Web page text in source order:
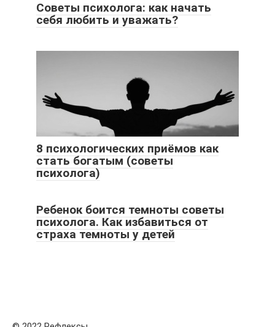
Советы психолога: как начать
себя любить и уважать?
8 психологических приёмов как
стать богатым (советы
психолога)
Ребенок боится темноты советы
психолога. Как избавиться от
страха темноты у детей